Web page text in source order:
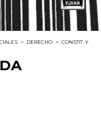
> DERECHO > CONSTIT. Y